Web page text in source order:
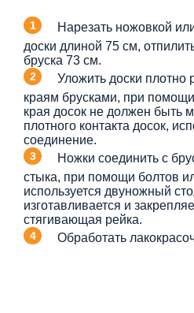
Нарезать ножовкой
доски длиной 75 см,
бруска 73 см.
Уложить доски плотно
краям брусками, при
края досок не должен быть
плотного контакта досок,
соединение.
Ножки соединить с
стыка, при помощи болтов
используется двуножный
изготавливается и
стягивающая рейка.
Обработать